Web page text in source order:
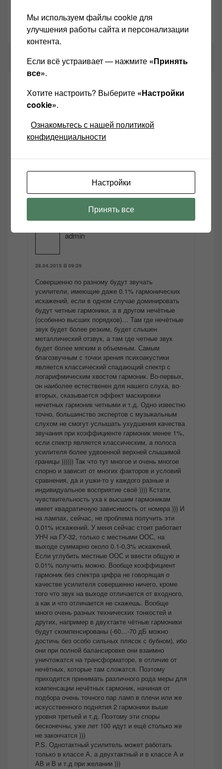
Как подключить эквалайзер
14.10.2017
3 Replies to “Чем отличается
однотактный усилитель от
усилители )”
александр
Шикарная статья, спасибо тебе!!!
admin
28.04.2015 В 09:29
Совершенно по разному будут звучать
усилители, имеющие даже 0.1% гармонических
искажений, если в одном случае доминировать
будут четные гармоники, а в другом нечётные
(особенно высших порядков)… Там где нечётные
звук будет более резким, будет слышен
металлический отзвук, а там где четные звук
будет более мягким и объемным. Самым
благозвучным с точки зрения психоакустики
является классический спадающий спектр с
логарифмическим хвостом гармоник. Во-первых,
он наиболее естественен для нашего слуха, во-
вторых, сказывается эффект маскировки
нечетных гармоник четными и т.д. Одно известно
точно, большинство экспертов с музыкальным
слухом не смогут услышать ухудшения качества
звучания при коэффициенте гармоник менее 1%,
если спектр является классическим, а полоса
усилителя более удвоенной верхней слышимой
границы )))))) Так что тут многое и очень многое
спорно и зависит от многих факторов и условий
сравнения, да и ушки-то у каждого разные и
индивидуальное восприятие своё )))) Кстати,
чувствительность уха к высшим гармоникам
имеет квадратичную зависимость от номера ))) И
на лампах, сейчас, не проблема получить эти
0.01% искажений. У меня сейчас стоит работает
УНЧ на ГУ-32, только с местными ООС, на
выходе суммарно около 0.1-0,3% искажений.
Если углубить местные ООС и ввести общую и
0.01% получить можно. Вообще коэффициент
гармоник без спектра цифра не говорящая о
качестве усилителя совершенно ничего, кроме
того что звук на выходе отличается от входного,
а как и что отличается не скажешь. Вообще
много очень разных технических тонкостей и
других, например в двухтакте чётные гармоники
будут скомпенсированы (-60…-70 дБ можно
достичь без особо сильных плясок с бубном), ибо
они при полной балансировке они взаимно
уничтожатся на трансформаторе, в отличие от
нечётных, которые там сложатся. Поэтому
приходится принимать различного рода меры для
компенсации нечётных гармоник, начиная от
подбора очень точного пар ламп в плечи или же
искусственного поднятия 2 гармоники выше
уровня третьей и т.д. Поэтому эти споры
бесконечны, уже лет 100 идут и ещё столько же
не закончатся )))
P.S. Однотактный усилитель может работать
только в классе А, а двухтактный и в классе А и
АВ и В и т.д при желании )))
Мы используем файлы cookie для
улучшения работы сайта и персонализации
контента.
Если всё устраивает — нажмите «Принять
все».
Хотите настроить? Выберите «Настройки
cookie».
Ознакомьтесь с нашей политикой
конфиденциальности
Настройки
Принять все